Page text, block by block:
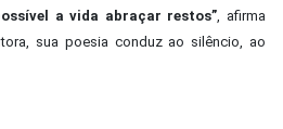
a vida abraçar restos”, afirma
sua poesia conduz ao silêncio, ao